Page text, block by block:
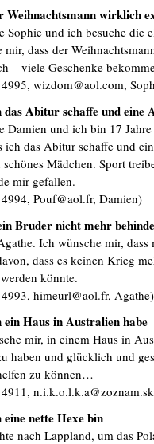
Weihnachtsmann wirklich
Sophie und ich besuche die
mir, dass der
– viele Geschenke
wizdom@aol.com,
das Abitur schaffe und eine
Damien und ich bin 17
ich das Abitur schaffe und
schönes Mädchen. Sport
mir gefallen.
Pouf@aol.fr, Damien)
Bruder nicht mehr
Ich wünsche mir,
dass es keinen Krieg
könnte.
himeurl@aol.fr,
ein Haus in Australien habe
mir, in einem Haus in
haben und glücklich und
zu können…
eine nette Hexe bin
nach Lappland, um das